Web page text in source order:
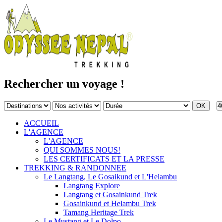
Rechercher un voyage !
ACCUEIL
L'AGENCE
L'AGENCE
QUI SOMMES NOUS!
LES CERTIFICATS ET LA PRESSE
TREKKING & RANDONNEE
Le Langtang, Le Gosaikund et L'Helambu
Langtang Explore
Langtang et Gosainkund Trek
Gosainkund et Helambu Trek
Tamang Heritage Trek